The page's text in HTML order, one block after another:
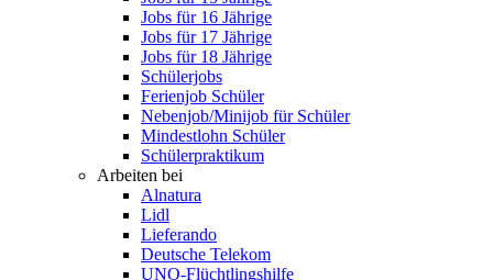
Jobs für 16 Jährige
Jobs für 17 Jährige
Jobs für 18 Jährige
Schülerjobs
Ferienjob Schüler
Nebenjob/Minijob für Schüler
Mindestlohn Schüler
Schülerpraktikum
Arbeiten bei
Alnatura
Lidl
Lieferando
Deutsche Telekom
UNO-Flüchtlingshilfe